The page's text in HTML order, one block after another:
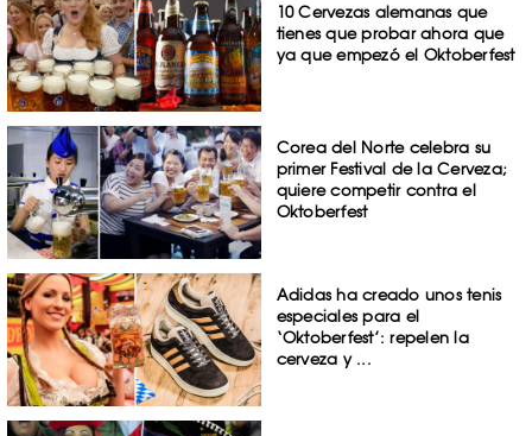
10 Cervezas alemanas que
tienes que probar ahora que
ya que empezó el Oktoberfest
Corea del Norte celebra su
primer Festival de la Cerveza;
quiere competir contra el
Oktoberfest
Adidas ha creado unos tenis
especiales para el
‘Oktoberfest’: repelen la
cerveza y ...